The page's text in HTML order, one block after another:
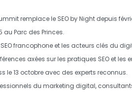
remplace le SEO by Night depuis
au Parc des Princes.
SEO francophone et les acteurs clés du
axées sur les pratiques SEO et les
le 13 octobre avec des experts reconnus.
du marketing digital,